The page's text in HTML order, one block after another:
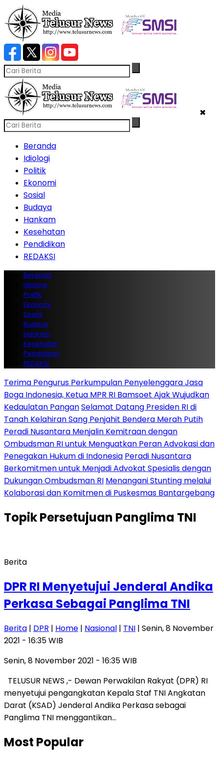
✖
Beranda
Idiologi
Politik
Ekonomi
Sosial
Budaya
Hankam
Kesehatan
Pendidikan
REDAKSI
Beranda
Idiologi
Politik
Ekonomi
Sosial
Budaya
Hankam
Kesehatan
Pendidikan
REDAKSI
Terima Pengurus Perkumpulan Penyelenggara Jasa
Boga Indonesia, Ketua MPR RI Bamsoet Ajak Wujudkan
Kedaulatan PanganSelamat Datang Presiden RI di
Tanah Kelahiran Sang Penjahit Bendera Merah Putih
Peradi Nusantara Menjalin Kemitraan dengan
Ombudsman RI untuk Menguatkan Peran Advokasi dan
Penegakan Hukum di Indonesia Peradi Nusantara
Berkomitmen untuk Menjadi Advokat Spesialis dengan
Dukungan Ombudsman RI Menangani Stunting melalui
Kolaborasi dan Komitmen di Puskesmas Bantargebang
TopikPersetujuan Panglima TNI
Berita
DPR RI Menyetujui Jenderal Andika
Perkasa Sebagai Panglima TNI
Berita | DPR | Home | Nasional | TNI | Senin, 8 November
2021 - 16:35 WIB
Senin, 8 November 2021 - 16:35 WIB
TELUSUR NEWS ,- Dewan Perwakilan Rakyat (DPR) RI
menyetujui pengangkatan Kepala Staf TNI Angkatan
Darat (KSAD) Jenderal Andika Perkasa sebagai
Panglima TNI menggantikan…
Most Popular